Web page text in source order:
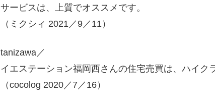
サービスは、上質でオススメです。
（ミクシィ 2021／9／11）
tanizawa／
イエステーション福岡西さんの住宅売買は、ハイク
（cocolog 2020／7／16）